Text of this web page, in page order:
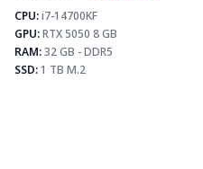
⚡ MAX FPS
CS2
331
PUBG
193
Fortnite
228
CPU:i7-14700KF
GPU:RTX 5050 8 GB
RAM:32 GB - DDR5
SSD:1 TB M.2